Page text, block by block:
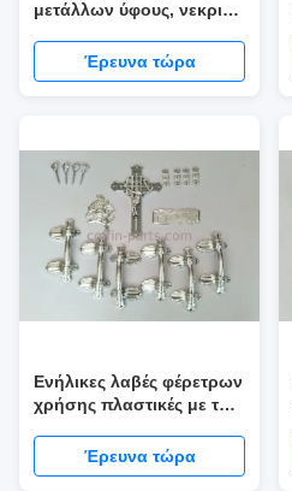
μετάλλων ύφους, νεκρικά
διακοσμήσεων
Έρευνα τώρα
Ενήλικες λαβές φέρετρων
χρήσης πλαστικές με το
ύφους H9004
Έρευνα τώρα